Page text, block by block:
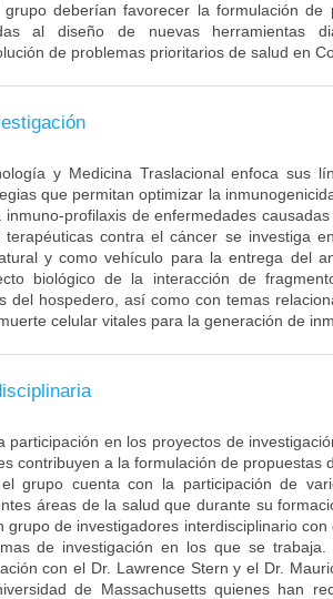
grupo deberían favorecer la formulación
al diseño de nuevas herramientas
de problemas prioritarios de salud en
y Medicina Traslacional enfoca sus
que permitan optimizar la
profilaxis de enfermedades
terapéuticas contra el cáncer se investiga
y como vehículo para la entrega del
biológico de la interacción de
del hospedero, así como con temas
celular vitales para la generación de
participación en los proyectos de
contribuyen a la formulación de propuestas
grupo cuenta con la participación de
áreas de la salud que durante su
grupo de investigadores interdisciplinario
de investigación en los que se trabaja.
con el Dr. Lawrence Stern y el Dr.
de Massachusetts quienes han